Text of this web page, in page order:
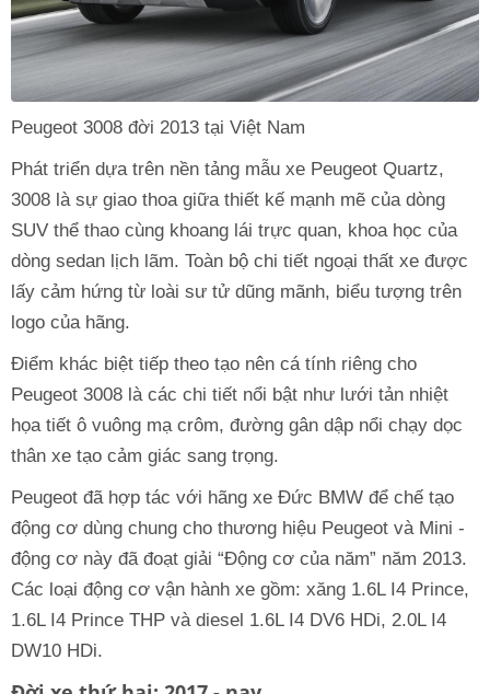
Peugeot 3008 đời 2013 tại Việt Nam
Phát triển dựa trên nền tảng mẫu xe Peugeot Quartz,
3008 là sự giao thoa giữa thiết kế mạnh mẽ của dòng
SUV thể thao cùng khoang lái trực quan, khoa học của
dòng sedan lịch lãm. Toàn bộ chi tiết ngoại thất xe được
lấy cảm hứng từ loài sư tử dũng mãnh, biểu tượng trên
logo của hãng.
Điểm khác biệt tiếp theo tạo nên cá tính riêng cho
Peugeot 3008 là các chi tiết nổi bật như lưới tản nhiệt
họa tiết ô vuông mạ crôm, đường gân dập nổi chạy dọc
thân xe tạo cảm giác sang trọng.
Peugeot đã hợp tác với hãng xe Đức BMW để chế tạo
động cơ dùng chung cho thương hiệu Peugeot và Mini -
động cơ này đã đoạt giải “Động cơ của năm” năm 2013.
Các loại động cơ vận hành xe gồm: xăng 1.6L I4 Prince,
1.6L I4 Prince THP và diesel 1.6L I4 DV6 HDi, 2.0L I4
DW10 HDi.